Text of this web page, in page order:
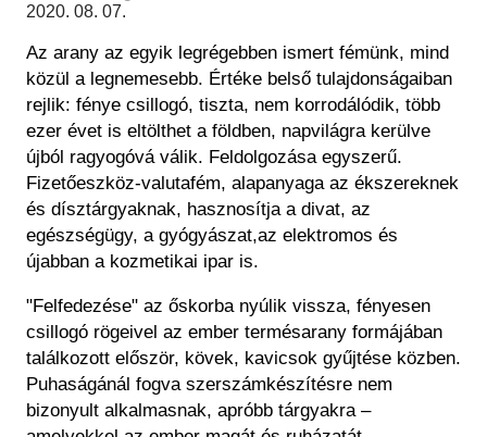
Régészet
Felnőttképzés
Közérdekű adatok
Történeti Fényképtár
Éremtár
Adattár
Központi Könyvtár
2020. 08. 07.
Az arany az egyik legrégebben ismert fémünk, mind
közül a legnemesebb. Értéke belső tulajdonságaiban
rejlik: fénye csillogó, tiszta, nem korrodálódik, több
ezer évet is eltölthet a földben, napvilágra kerülve
újból ragyogóvá válik. Feldolgozása egyszerű.
Fizetőeszköz-valutafém, alapanyaga az ékszereknek
és dísztárgyaknak, hasznosítja a divat, az
egészségügy, a gyógyászat,az elektromos és
újabban a kozmetikai ipar is.
"Felfedezése" az őskorba nyúlik vissza, fényesen
csillogó rögeivel az ember termésarany formájában
találkozott először, kövek, kavicsok gyűjtése közben.
Puhaságánál fogva szerszámkészítésre nem
bizonyult alkalmasnak, apróbb tárgyakra –